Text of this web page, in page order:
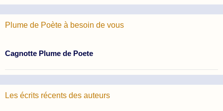
Plume de Poète à besoin de vous
Cagnotte Plume de Poete
Les écrits récents des auteurs